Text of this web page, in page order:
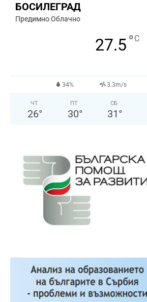
БОСИЛЕГРАД
Предимно Облачно
27.5°C
34% 3.3m/s
ЧТ
26°
ПТ
30°
СБ
31 °